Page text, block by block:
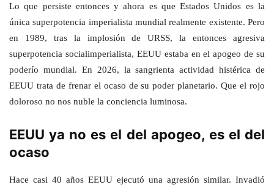
Lo que persiste entonces y ahora es que Estados Unidos es la
única superpotencia imperialista mundial realmente existente. Pero
en 1989, tras la implosión de URSS, la entonces agresiva
superpotencia socialimperialista, EEUU estaba en el apogeo de su
poderío mundial. En 2026, la sangrienta actividad histérica de
EEUU trata de frenar el ocaso de su poder planetario. Que el rojo
doloroso no nos nuble la conciencia luminosa.
EEUU ya no es el del apogeo, es el del
ocaso
Hace casi 40 años EEUU ejecutó una agresión similar. Invadió